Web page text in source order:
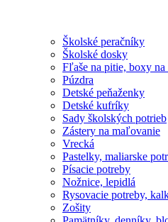
Školské peračníky
Školské dosky
Fľaše na pitie, boxy na
Púzdra
Detské peňaženky
Detské kufríky
Sady školských potrieb
Zástery na maľovanie
Vrecká
Pastelky, maliarske
Písacie potreby
Nožnice, lepidlá
Rysovacie potreby,
Zošity